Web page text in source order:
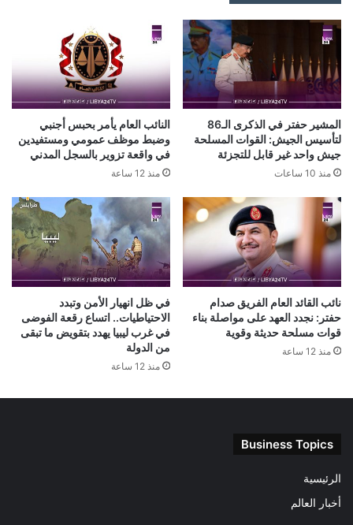
المشير حفتر في الذكرى الـ86
لتأسيس الجيش: القوات المسلحة
جيش واحد غير قابل للتجزئة
منذ 10 ساعات
النائب العام يأمر بحبس أجنبي
وضبط موظف عمومي ومستفيدين
في واقعة تزوير بالسجل المدني
منذ 12 ساعة
نائب القائد العام الفريق صدام
حفتر: نجدد العهد على مواصلة بناء
قوات مسلحة حديثة وقوية
منذ 12 ساعة
في ظل انهيار الأمن وتبدد
الاحتياطيات.. اتساع رقعة الفوضى
في غرب ليبيا يهدد بتقويض ما تبقى
من الدولة
منذ 12 ساعة
Business Topics
الرئيسية
أخبار العالم